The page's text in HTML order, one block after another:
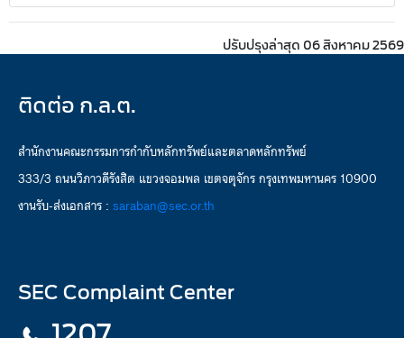
ปรับปรุงล่าสุด 06 สิงหาคม 2569
ติดต่อ ก.ล.ต.
สำนักงานคณะกรรมการกำกับหลักทรัพย์และตลาดหลักทรัพย์
333/3 ถนนวิภาวดีรังสิต แขวงจอมพล เขตจตุจักร กรุงเทพมหานคร 10900
งานรับ-ส่งเอกสาร : saraban@sec.or.th
SEC Complaint Center